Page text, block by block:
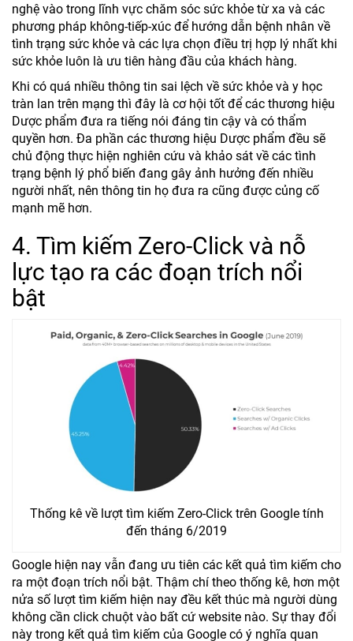
nghệ vào trong lĩnh vực chăm sóc sức khỏe từ xa và các
phương pháp không-tiếp-xúc để hướng dẫn bệnh nhân về
tình trạng sức khỏe và các lựa chọn điều trị hợp lý nhất khi
sức khỏe luôn là ưu tiên hàng đầu của khách hàng.
Khi có quá nhiều thông tin sai lệch về sức khỏe và y học
tràn lan trên mạng thì đây là cơ hội tốt để các thương hiệu
Dược phẩm đưa ra tiếng nói đáng tin cậy và có thẩm
quyền hơn. Đa phần các thương hiệu Dược phẩm đều sẽ
chủ động thực hiện nghiên cứu và khảo sát về các tình
trạng bệnh lý phổ biến đang gây ảnh hưởng đến nhiều
người nhất, nên thông tin họ đưa ra cũng được củng cố
mạnh mẽ hơn.
4. Tìm kiếm Zero-Click và nỗ
lực tạo ra các đoạn trích nổi
bật
Thống kê về lượt tìm kiếm Zero-Click trên Google tính
đến tháng 6/2019
Google hiện nay vẫn đang ưu tiên các kết quả tìm kiếm cho
ra một đoạn trích nổi bật. Thậm chí theo thống kê, hơn một
nửa số lượt tìm kiếm hiện nay đều kết thúc mà người dùng
không cần click chuột vào bất cứ website nào. Sự thay đổi
này trong kết quả tìm kiếm của Google có ý nghĩa quan